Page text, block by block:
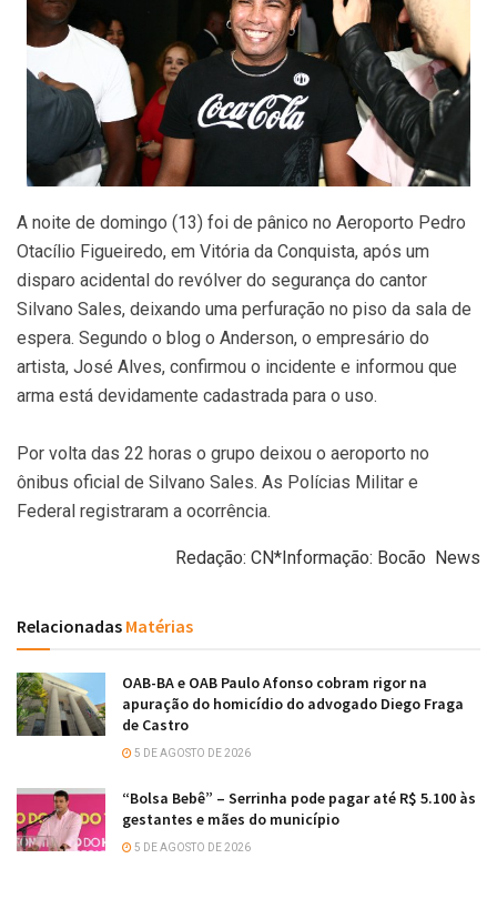
A noite de domingo (13) foi de pânico no Aeroporto Pedro
Otacílio Figueiredo, em Vitória da Conquista, após um
disparo acidental do revólver do segurança do cantor
Silvano Sales, deixando uma perfuração no piso da sala de
espera. Segundo o blog o Anderson, o empresário do
artista, José Alves, confirmou o incidente e informou que
arma está devidamente cadastrada para o uso.
Por volta das 22 horas o grupo deixou o aeroporto no
ônibus oficial de Silvano Sales. As Polícias Militar e
Federal registraram a ocorrência.
Redação: CN*Informação: Bocão News
Relacionadas Matérias
OAB-BA e OAB Paulo Afonso cobram rigor na
apuração do homicídio do advogado Diego Fraga
de Castro
5 DE AGOSTO DE 2026
“Bolsa Bebê” – Serrinha pode pagar até R$ 5.100 às
gestantes e mães do município
5 DE AGOSTO DE 2026